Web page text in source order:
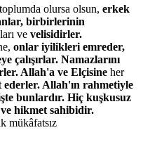
olursa olsun, erkek
birbirlerinin
ve velisidirler.
onlar iyilikleri emreder,
çalışırlar. Namazlarını
Allah'a ve Elçisine her
Allah'ın rahmetiyle
bunlardır. Hiç kuşkusuz
hikmet sahibidir.
mükâfatsız